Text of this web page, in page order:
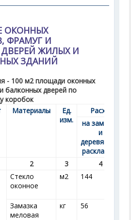
ОКОННЫХ
ФРАМУГ И
ЖИЛЫХ И
ЗДАНИЙ
- 100 м2площади оконных
балконных дверей по
коробок
Материалы
Ед.
изм.
Расход при
на замазке
и
деревянных
раскладках
2 3
4
Стекло
оконное
м2 144
Замазка
меловая
кг 56